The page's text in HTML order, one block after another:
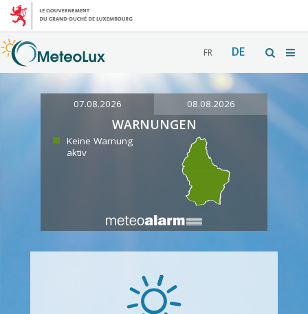
FR DE
07.08.2026 08.08.2026
WARNUNGEN
Keine Warnung
aktiv